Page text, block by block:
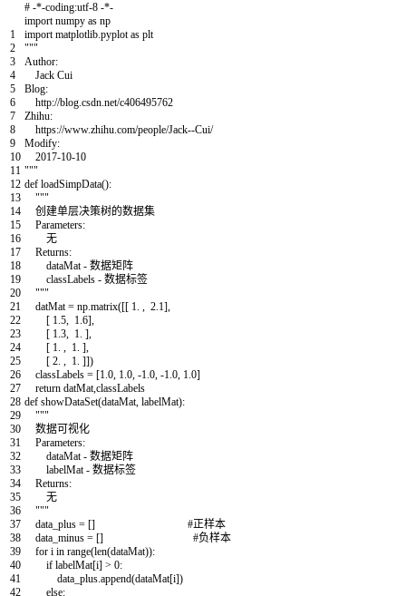
1
2
3
4
5
6
7
8
9
10
11
12
13
14
15
16
17
18
19
20
21
22
23
24
25
26
27
28
29
30
31
32
33
34
35
36
37
38
39
40
41
42
# -*-coding:utf-8 -*-
import numpy as np
import matplotlib.pyplotas plt
"""
Author:
Jack Cui
Blog:
http://blog.csdn.net/c406495762
Zhihu:
https://www.zhihu.com/people/Jack--Cui/
Modify:
2017-10-10
"""
def loadSimpData():
"""
创建单层决策树的数据集
Parameters:
无
Returns:
dataMat - 数据矩阵
classLabels - 数据标签
"""
datMat = np.matrix([[ 1. , 2.1],
[ 1.5, 1.6],
[ 1.3, 1. ],
[ 1. , 1. ],
[ 2. , 1. ]])
classLabels = [1.0, 1.0, -1.0, -1.0, 1.0]
return datMat,classLabels
def showDataSet(dataMat, labelMat):
"""
数据可视化
Parameters:
dataMat - 数据矩阵
labelMat - 数据标签
Returns:
无
"""
data_plus = []
#正样本
data_minus = []
#负样本
for i in range(len(dataMat)):
if labelMat[i] > 0:
data_plus.append(dataMat[i])
else: